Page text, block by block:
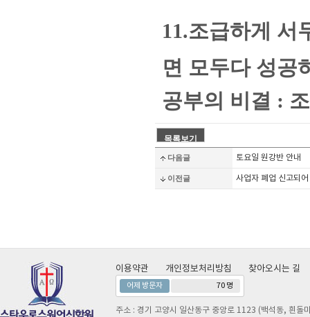
11.조급하게 서
면 모두다 성공
공부의 비결 :
다음글 토요일 원강반 안내
이전글 사업자 폐업 신고되
이용약관 개인정보처리방침 찾아오시는 길
어제 방문자 70 명
주소 : 경기 고양시 일산동구 중앙로 1123 (백석동, 흰돌